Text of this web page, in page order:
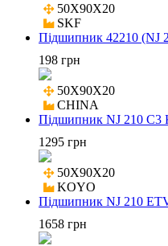
50X90X20
SKF
Підшипник 42210 (NJ
198 грн
50X90X20
CHINA
Підшипник NJ 210 C3
1295 грн
50X90X20
KOYO
Підшипник NJ 210
1658 грн